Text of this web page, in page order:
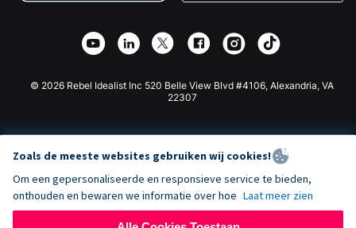
Affiliate Partnerschap
Webflow Donatie App
Joomla Donatie
© 2026 Rebel Idealist Inc 520 Belle View Blvd #4106, Alexandria, VA
22307
Zoals de meeste websites gebruiken wij cookies!
Om een gepersonaliseerde en responsieve service te bieden,
onthouden en bewaren we informatie over hoe Laat meer zien